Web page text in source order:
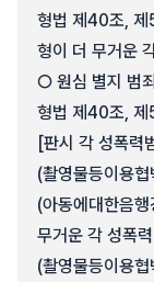
형법 제40조, 제
형이 더 무거운
○ 원심 별지 범
형법 제40조,
[판시 각 성폭력
(촬영물등이용
(아동에대한음행
무거운 각 성폭
(촬영물등이용